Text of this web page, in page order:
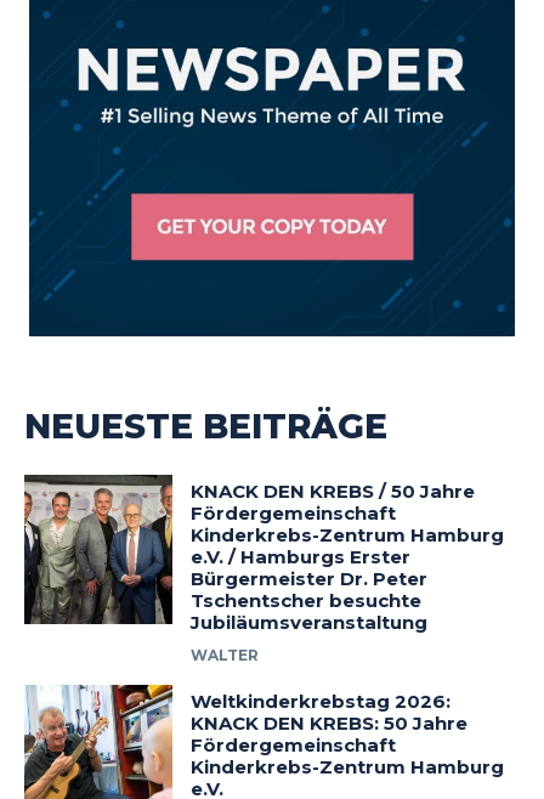
NEUESTE BEITRÄGE
KNACK DEN KREBS / 50 Jahre
Fördergemeinschaft
Kinderkrebs-Zentrum Hamburg
e.V. / Hamburgs Erster
Bürgermeister Dr. Peter
Tschentscher besuchte
Jubiläumsveranstaltung
WALTER
Weltkinderkrebstag 2026:
KNACK DEN KREBS: 50 Jahre
Fördergemeinschaft
Kinderkrebs-Zentrum Hamburg
e.V.